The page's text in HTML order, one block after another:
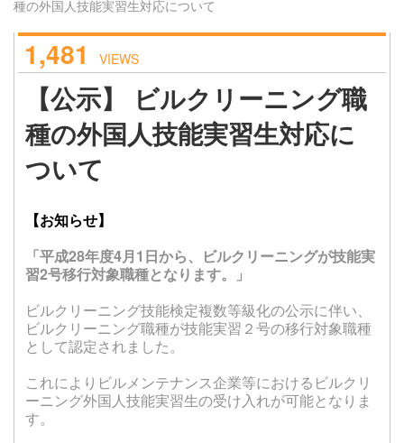
種の外国人技能実習生対応について
1,481 VIEWS
【公示】 ビルクリーニング職
種の外国人技能実習生対応に
ついて
【お知らせ】
「平成28年度4月1日から、ビルクリーニングが技能実
習2号移行対象職種となります。」
ビルクリーニング技能検定複数等級化の公示に伴い、
ビルクリーニング職種が技能実習２号の移行対象職種
として認定されました。
これによりビルメンテナンス企業等におけるビルクリ
ーニング外国人技能実習生の受け入れが可能となりま
す。